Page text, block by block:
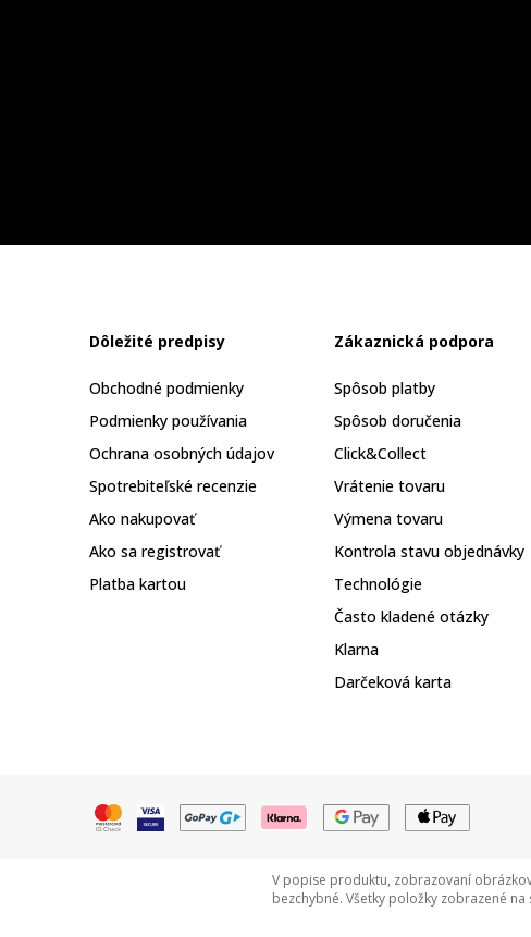
Dôležité predpisy
Obchodné podmienky
Podmienky používania
Ochrana osobných údajov
Spotrebiteľské recenzie
Ako nakupovať
Ako sa registrovať
Platba kartou
Zákaznická podpora
Spôsob platby
Spôsob doručenia
Click&Collect
Vrátenie tovaru
Výmena tovaru
Kontrola stavu objednávky
Technológie
Často kladené otázky
Klarna
Darčeková karta
V popise produktu, zobrazovaní
bezchybné. Všetky položky zobrazené